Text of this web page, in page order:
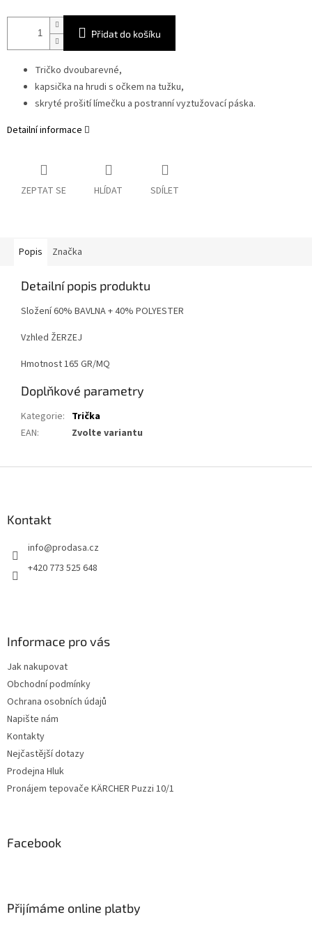
Přidat do košíku
Tričko dvoubarevné,
kapsička na hrudi s očkem na tužku,
skryté prošití límečku a postranní vyztužovací páska.
Detailní informace
ZEPTAT SE HLÍDAT SDÍLET
Popis Značka
Detailní popis produktu
Složení 60% BAVLNA + 40% POLYESTER
Vzhled ŽERZEJ
Hmotnost 165 GR/MQ
Doplňkové parametry
Kategorie: Trička
EAN: Zvolte variantu
Kontakt
info@prodasa.cz
+420 773 525 648
Informace pro vás
Jak nakupovat
Obchodní podmínky
Ochrana osobních údajů
Napište nám
Kontakty
Nejčastější dotazy
Prodejna Hluk
Pronájem tepovače KÄRCHER Puzzi 10/1
Facebook
Přijímáme online platby